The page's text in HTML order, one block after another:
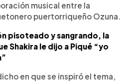
musical entre la
puertorriqueño Ozuna.
pisoteado y sangrando, la
Shakira le dijo a Piqué “yo
en que se inspiró el tema,